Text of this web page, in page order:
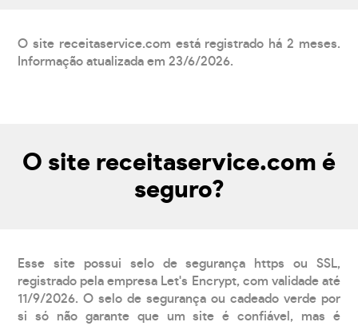
O site receitaservice.com está registrado há 2 meses.
Informação atualizada em 23/6/2026.
O site receitaservice.com é
seguro?
Esse site possui selo de segurança https ou SSL,
registrado pela empresa Let's Encrypt, com validade até
11/9/2026. O selo de segurança ou cadeado verde por
si só não garante que um site é confiável, mas é